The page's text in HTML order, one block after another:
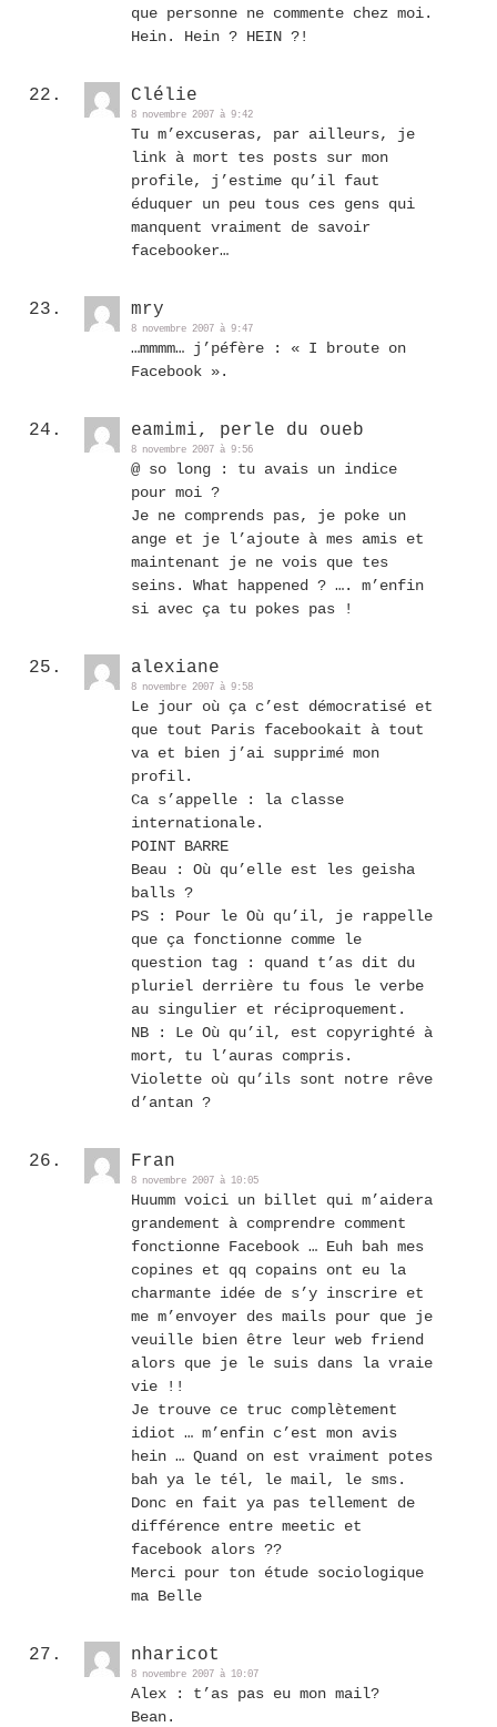
que personne ne commente chez moi.
Hein. Hein ? HEIN ?!
Clélie
8 novembre 2007 à 9:42
Tu m’excuseras, par ailleurs, je
link à mort tes posts sur mon
profile, j’estime qu’il faut
éduquer un peu tous ces gens qui
manquent vraiment de savoir
facebooker…
mry
8 novembre 2007 à 9:47
…mmmm… j’péfère : « I broute on
Facebook ».
eamimi, perle du oueb
8 novembre 2007 à 9:56
@ so long : tu avais un indice
pour moi ?
Je ne comprends pas, je poke un
ange et je l’ajoute à mes amis et
maintenant je ne vois que tes
seins. What happened ? …. m’enfin
si avec ça tu pokes pas !
alexiane
8 novembre 2007 à 9:58
Le jour où ça c’est démocratisé et
que tout Paris facebookait à tout
va et bien j’ai supprimé mon
profil.
Ca s’appelle : la classe
internationale.
POINT BARRE
Beau : Où qu’elle est les geisha
balls ?
PS : Pour le Où qu’il, je rappelle
que ça fonctionne comme le
question tag : quand t’as dit du
pluriel derrière tu fous le verbe
au singulier et réciproquement.
NB : Le Où qu’il, est copyrighté à
mort, tu l’auras compris.
Violette où qu’ils sont notre rêve
d’antan ?
Fran
8 novembre 2007 à 10:05
Huumm voici un billet qui m’aidera
grandement à comprendre comment
fonctionne Facebook … Euh bah mes
copines et qq copains ont eu la
charmante idée de s’y inscrire et
me m’envoyer des mails pour que je
veuille bien être leur web friend
alors que je le suis dans la vraie
vie !!
Je trouve ce truc complètement
idiot … m’enfin c’est mon avis
hein … Quand on est vraiment potes
bah ya le tél, le mail, le sms.
Donc en fait ya pas tellement de
différence entre meetic et
facebook alors ??
Merci pour ton étude sociologique
ma Belle
nharicot
8 novembre 2007 à 10:07
Alex : t’as pas eu mon mail?
Bean.